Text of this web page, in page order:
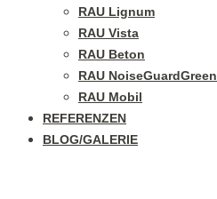
RAU Lignum
RAU Vista
RAU Beton
RAU NoiseGuardGreen
RAU Mobil
REFERENZEN
BLOG/GALERIE